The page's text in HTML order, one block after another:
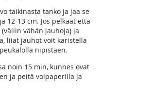
taikinasta tanko ja jaa se
12-13 cm. Jos pelkäät että
vähän jauhoja) ja
liiat jauhot voit karistella
nipistäen.
noin 15 min, kunnes ovat
ja peitä voipaperilla ja